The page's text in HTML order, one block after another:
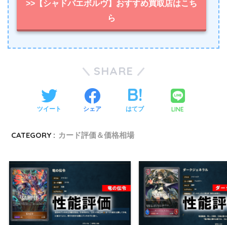
>>【シャドバエボルヴ】おすすめ買取店はこち
ら
SHARE
ツイート シェア はてブ LINE
CATEGORY : カード評価＆価格相場